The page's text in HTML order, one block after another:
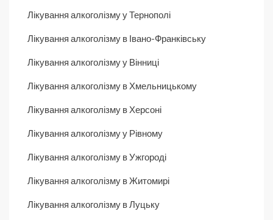
Лікування алкоголізму у Тернополі
Лікування алкоголізму в Івано-Франківську
Лікування алкоголізму у Вінниці
Лікування алкоголізму в Хмельницькому
Лікування алкоголізму в Херсоні
Лікування алкоголізму у Рівному
Лікування алкоголізму в Ужгороді
Лікування алкоголізму в Житомирі
Лікування алкоголізму в Луцьку